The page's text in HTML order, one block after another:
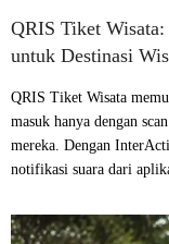
QRIS Tiket
untuk Destinasi
QRIS Tiket Wisata
masuk hanya dengan
mereka. Dengan
notifikasi suara dari